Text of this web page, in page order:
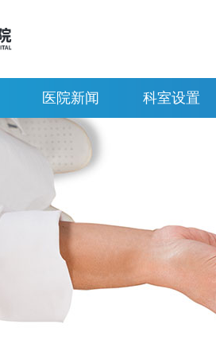
医院新闻 科室设置